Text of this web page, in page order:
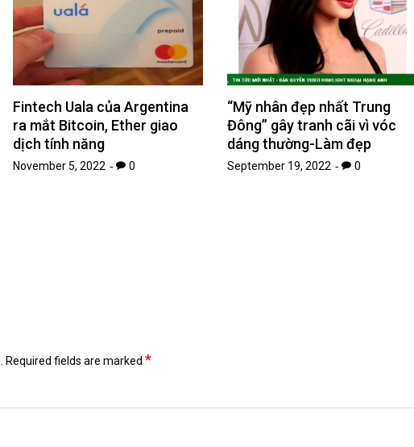
Fintech Uala của Argentina
ra mắt Bitcoin, Ether giao
dịch tính năng
November 5, 2022 0
“Mỹ nhân đẹp nhất Trung
Đông” gây tranh cãi vì vóc
dáng thường-Làm đẹp
September 19, 2022 0
Required fields are marked *